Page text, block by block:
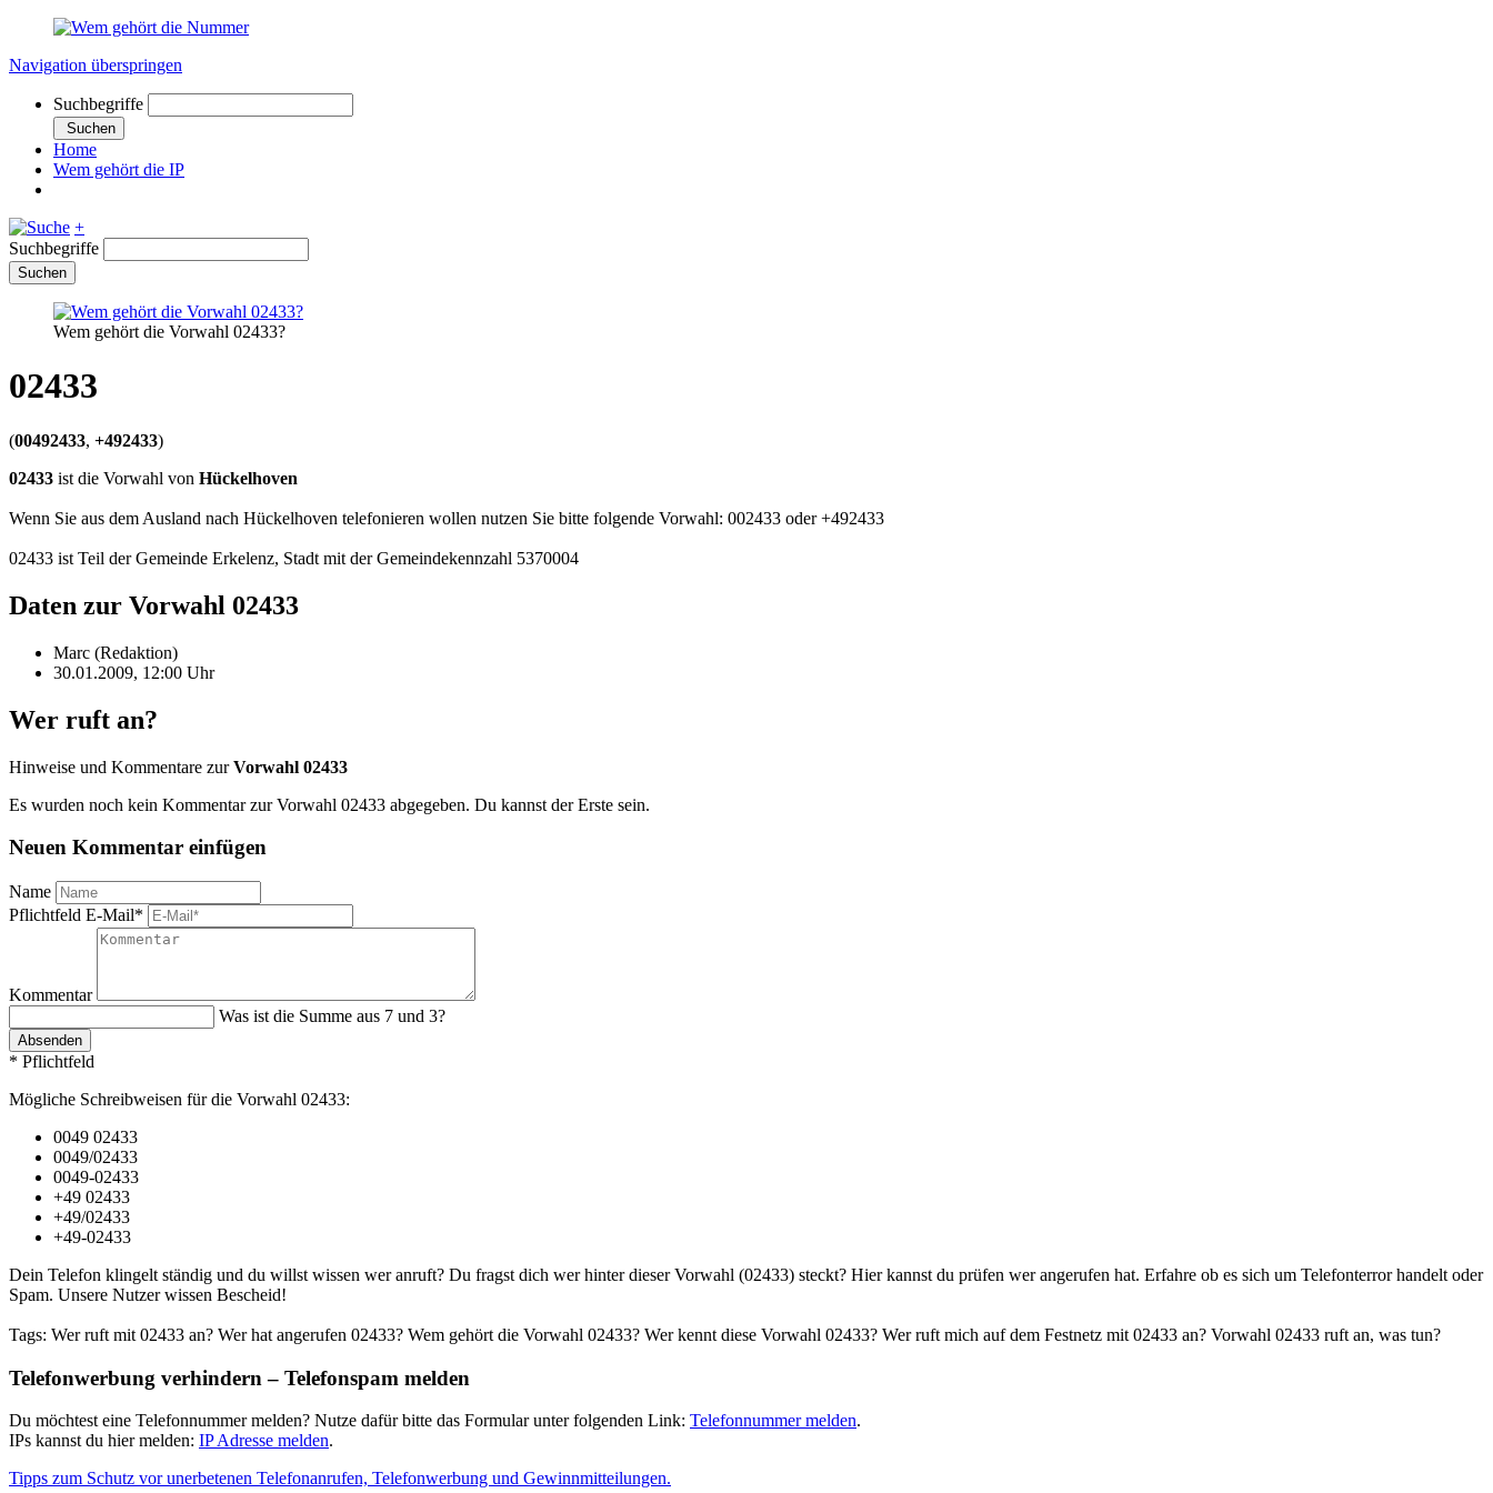
Navigation überspringen
Suchbegriffe
Suchen
Home
Wem gehört die IP
+
Suchbegriffe
Suchen
Wem gehört die Vorwahl 02433?
02433
(00492433, +492433)
02433 ist die Vorwahl von Hückelhoven
Wenn Sie aus dem Ausland nach Hückelhoven telefonieren wollen nutzen Sie bitte folgende Vorwahl: 002433 oder +492433
02433 ist Teil der Gemeinde Erkelenz, Stadt mit der Gemeindekennzahl 5370004
Daten zur Vorwahl 02433
Marc (Redaktion)
30.01.2009, 12:00 Uhr
Wer ruft an?
Hinweise und Kommentare zurVorwahl 02433
Es wurden noch kein Kommentar zur Vorwahl 02433 abgegeben. Du kannst der Erste sein.
Neuen Kommentar einfügen
Name
Pflichtfeld E-Mail*
Kommentar
Was ist die Summe aus 7 und 3?
Absenden
* Pflichtfeld
Mögliche Schreibweisen für die Vorwahl 02433:
0049 02433
0049/02433
0049-02433
+49 02433
+49/02433
+49-02433
Dein Telefon klingelt ständig und du willst wissen wer anruft? Du fragst dich wer hinter dieser Vorwahl (02433) steckt? Hier kannst du prüfen wer angerufen hat. Erfahre ob es sich um Telefonterror handelt oder
Spam. Unsere Nutzer wissen Bescheid!
Tags: Wer ruft mit 02433 an? Wer hat angerufen 02433? Wem gehört die Vorwahl 02433? Wer kennt diese Vorwahl 02433? Wer ruft mich auf dem Festnetz mit 02433 an? Vorwahl 02433 ruft an, was tun?
Telefonwerbung verhindern – Telefonspam melden
Du möchtest eine Telefonnummer melden? Nutze dafür bitte das Formular unter folgenden Link: Telefonnummer melden.
IPs kannst du hier melden: IP Adresse melden.
Tipps zum Schutz vor unerbetenen Telefonanrufen, Telefonwerbung und Gewinnmitteilungen.